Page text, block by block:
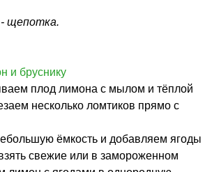
щепотка.
плод лимона с мылом и тёплой
несколько ломтиков прямо с
ёмкость и добавляем ягоды
свежие или в замороженном